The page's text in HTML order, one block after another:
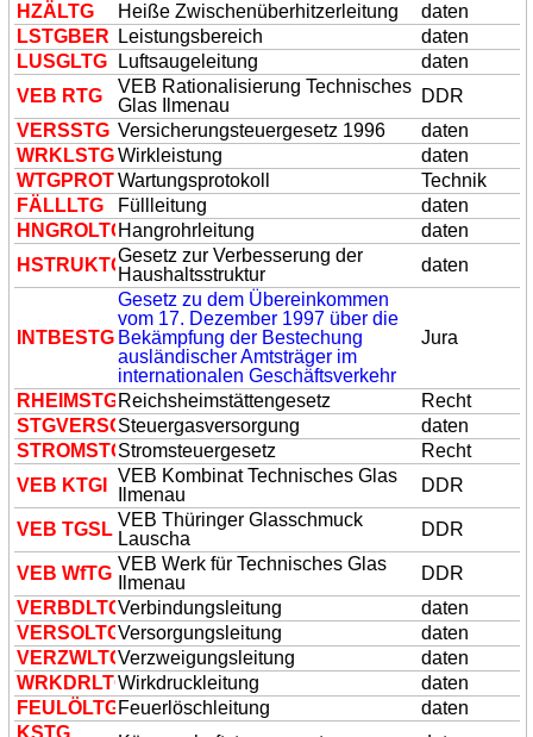
HZÄLTG Heiße Zwischenüberhitzerleitung
daten
LSTGBER Leistungsbereich
daten
LUSGLTG Luftsaugeleitung
daten
VEB RTG
VEB Rationalisierung Technisches
Glas Ilmenau
DDR
VERSSTG Versicherungsteuergesetz 1996
daten
WRKLSTGWirkleistung
daten
WTGPROTWartungsprotokoll
Technik
FÄLLLTG Füllleitung
daten
HNGROLTGHangrohrleitung
daten
HSTRUKTGGesetz zur Verbesserung der
Haushaltsstruktur
daten
INTBESTG
Gesetz zu dem Übereinkommen
vom 17. Dezember 1997 über die
Bekämpfung der Bestechung
ausländischer Amtsträger im
internationalen Geschäftsverkehr
Jura
RHEIMSTG Reichsheimstättengesetz
Recht
STGVERSOSteuergasversorgung
daten
STROMSTGStromsteuergesetz
Recht
VEB KTG
VEB Kombinat Technisches Glas
Ilmenau
DDR
VEBTGSL VEB Thüringer Glasschmuck
Lauscha
DDR
VEB WfTG VEB Werk für Technisches Glas
Ilmenau
DDR
VERBDLTGVerbindungsleitung
daten
VERSOLTGVersorgungsleitung
daten
VERZWLTGVerzweigungsleitung
daten
WRKDRLTGWirkdruckleitung
daten
FEULÖLTG Feuerlöschleitung
daten
KSTG